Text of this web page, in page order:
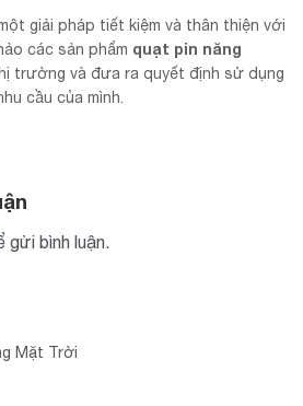
giải pháp tiết kiệm và thân thiện với
các sản phẩm quạt pin năng
trường và đưa ra quyết định sử dụng
cầu của mình.
gửi bình luận.
Mặt Trời